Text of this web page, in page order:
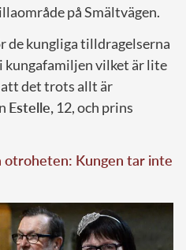
på Smältvägen.
de kungliga tilldragelserna
kungafamiljen vilket är lite
att det trots allt är
Estelle, 12, och prins
otroheten: Kungen tar inte